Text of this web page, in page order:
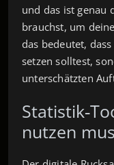
und das ist genau
brauchst, um
das bedeutet,
setzen solltest,
unterschätzten
nutzen